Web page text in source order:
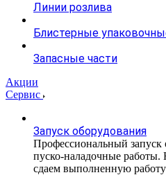
Линии розлива
Блистерные
Запасные части
Акции
Сервис
Запуск оборудования
Профессиональный
пуско-наладочные работы.
сдаем выполненную